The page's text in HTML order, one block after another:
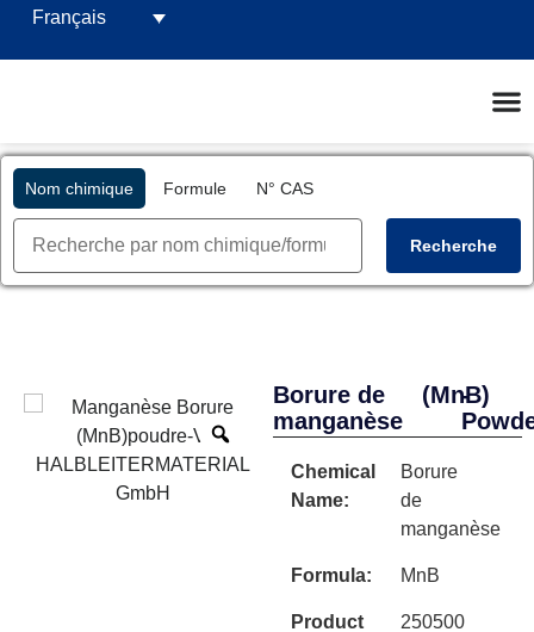
Français
Nom chimique Formule N° CAS
Recherche
Borure de
manganèse
(MnB)
-
Chemical
Name:
Borure
de
manganèse
Formula: MnB
Product
250500